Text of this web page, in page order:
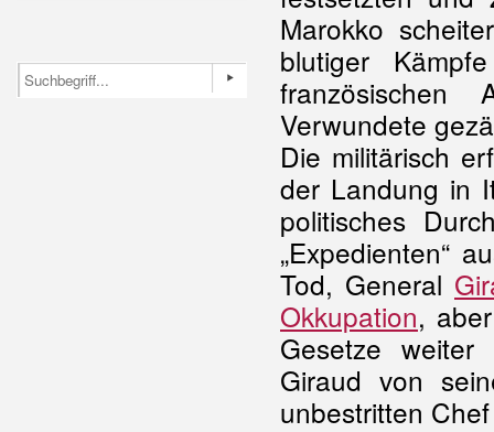
Marokko
blutiger
Verwundete
Die militärisch
der Landung in
politisches
„Expedienten“
Tod, General
Okkupation,
Gesetze
Giraud von
unbestritten